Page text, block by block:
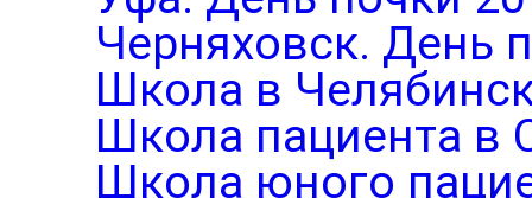
Черняховск. День
Школа в
Школа пациента в
Школа юного